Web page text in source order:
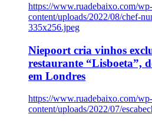
https://www.ruadebaixo.com/wp-
content/uploads/2022/08/chef-
335x256.jpeg
Niepoort cria vinhos
restaurante “Lisboeta”,
em Londres
https://www.ruadebaixo.com/wp-
content/uploads/2022/07/